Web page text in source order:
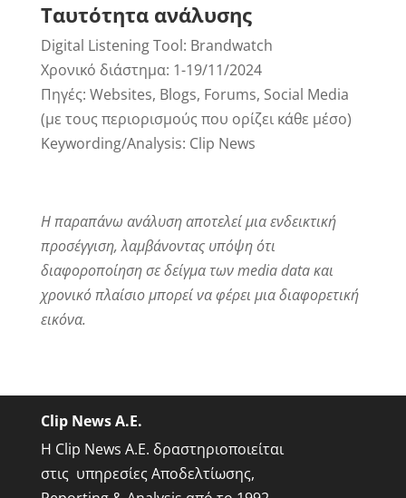
Ταυτότητα ανάλυσης
Digital Listening Tool: Brandwatch
Χρονικό διάστημα: 1-19/11/2024
Πηγές: Websites, Blogs, Forums, Social Media
(με τους περιορισμούς που ορίζει κάθε μέσο)
Keywording/Analysis: Clip News
Η παραπάνω ανάλυση αποτελεί μια ενδεικτική
προσέγγιση, λαμβάνοντας υπόψη ότι
διαφοροποίηση σε δείγμα τωνmedia data και
χρονικό πλαίσιο μπορεί να φέρει μια διαφορετική
εικόνα.
Clip News A.E.
Η Clip News A.E. δραστηριοποιείται
στις υπηρεσίες Αποδελτίωσης,